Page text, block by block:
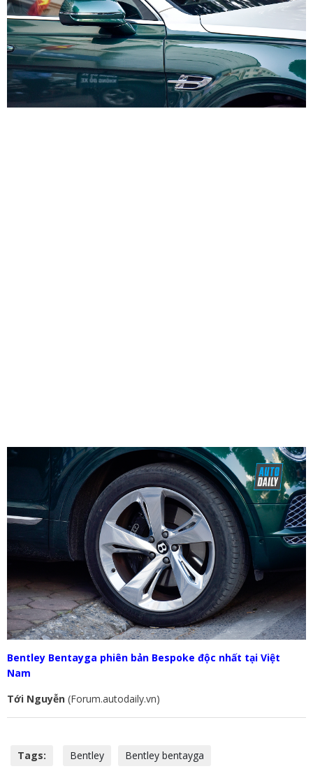
Bentley Bentayga phiên bản Bespoke độc nhất tại Việt
Nam
Tới Nguyễn (Forum.autodaily.vn)
Tags: Bentley Bentley bentayga